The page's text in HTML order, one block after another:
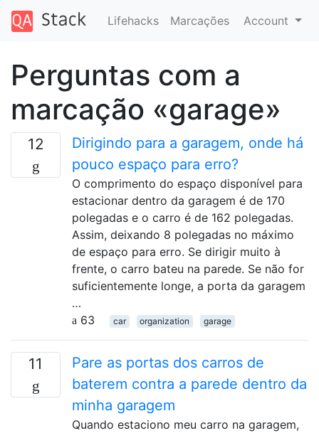
Lifehacks Marcações Account
Perguntas com a
marcação «garage»
12
Dirigindo para a garagem, onde há
pouco espaço para erro?
O comprimento do espaço disponível para
estacionar dentro da garagem é de 170
polegadas e o carro é de 162 polegadas.
Assim, deixando 8 polegadas no máximo
de espaço para erro. Se dirigir muito à
frente, o carro bateu na parede. Se não for
suficientemente longe, a porta da garagem
…
63
car organization garage
11
Pare as portas dos carros de
baterem contra a parede dentro da
minha garagem
Quando estaciono meu carro na garagem,